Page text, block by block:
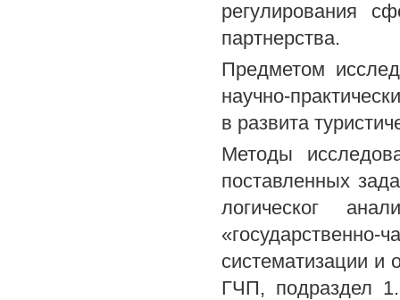
регулирования
партнерства.
Предметом
научно-
в развита
Методы
поставленных
логическог
«государственно-
систематизации и
ГЧП, подраздел